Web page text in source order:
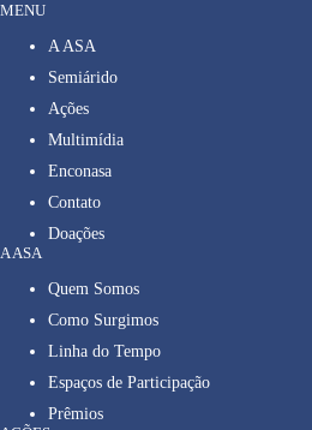
MENU
A ASA
Semiárido
Ações
Multimídia
Enconasa
Contato
Doações
A ASA
Quem Somos
Como Surgimos
Linha do Tempo
Espaços de Participação
Prêmios